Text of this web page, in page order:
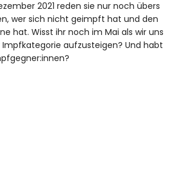
2021 reden sie nur noch übers
wer sich nicht geimpft hat und den
hat. Wisst ihr noch im Mai als wir uns
aufzusteigen? Und habt